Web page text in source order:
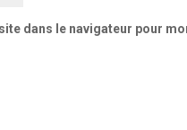
dans le navigateur pour